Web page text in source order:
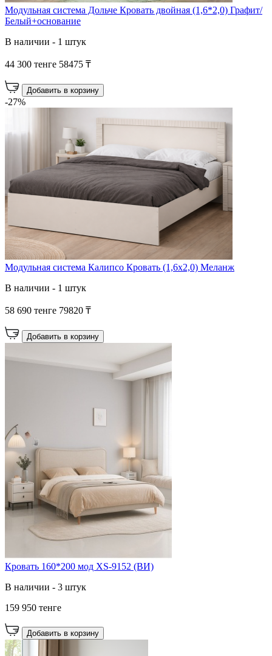
Модульная система Дольче Кровать двойная (1,6*2,0) Графит/
Белый+основание
В наличии - 1 штук
44 300 тенге 58475 ₸
Добавить в корзину
-27%
Модульная система Калипсо Кровать (1,6х2,0) Меланж
В наличии - 1 штук
58 690 тенге 79820 ₸
Добавить в корзину
Кровать 160*200 мод XS-9152 (ВИ)
В наличии - 3 штук
159 950 тенге
Добавить в корзину